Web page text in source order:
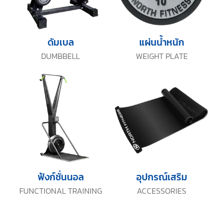
DUMBBELL
ดัมเบล
WEIGHT PLATE
แผ่นน้ำหนัก
FUNCTIONAL TRAINING
ฟังก์ชั่นนอล
ACCESSORIES
อุปกรณ์เสริม